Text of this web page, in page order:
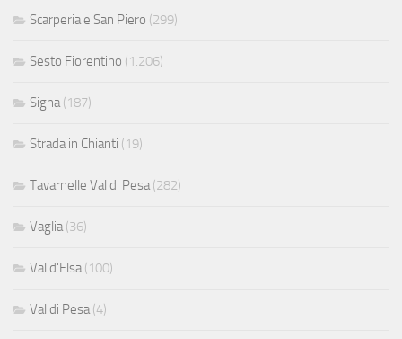
Scarperia e San Piero (299)
Sesto Fiorentino (1.206)
Signa(187)
Strada in Chianti (19)
Tavarnelle Val di Pesa(282)
Vaglia(36)
Val d'Elsa(100)
Val di Pesa(4)